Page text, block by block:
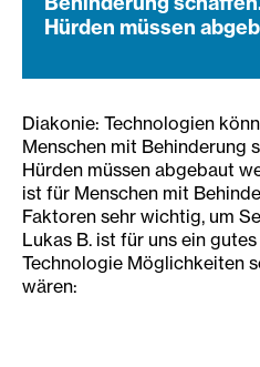
Hürden müssen
Diakonie: Technologien
Menschen mit Behinderung
Hürden müssen abgebaut
ist für Menschen mit
Faktoren sehr wichtig, um
Lukas B. ist für uns ein
Technologie Möglichkeiten
wären: